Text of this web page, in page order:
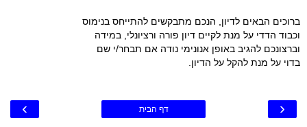
ברוכים הבאים לדיון, הנכם מתבקשים להתייחס בנימוס
וכבוד הדדי על מנת לקיים דיון פורה ורציונלי, במידה
וברצונכם להגיב באופן אנונימי נודה אם תבחר/י שם
בדוי על מנת להקל על הדיון.
‹
› דף הבית